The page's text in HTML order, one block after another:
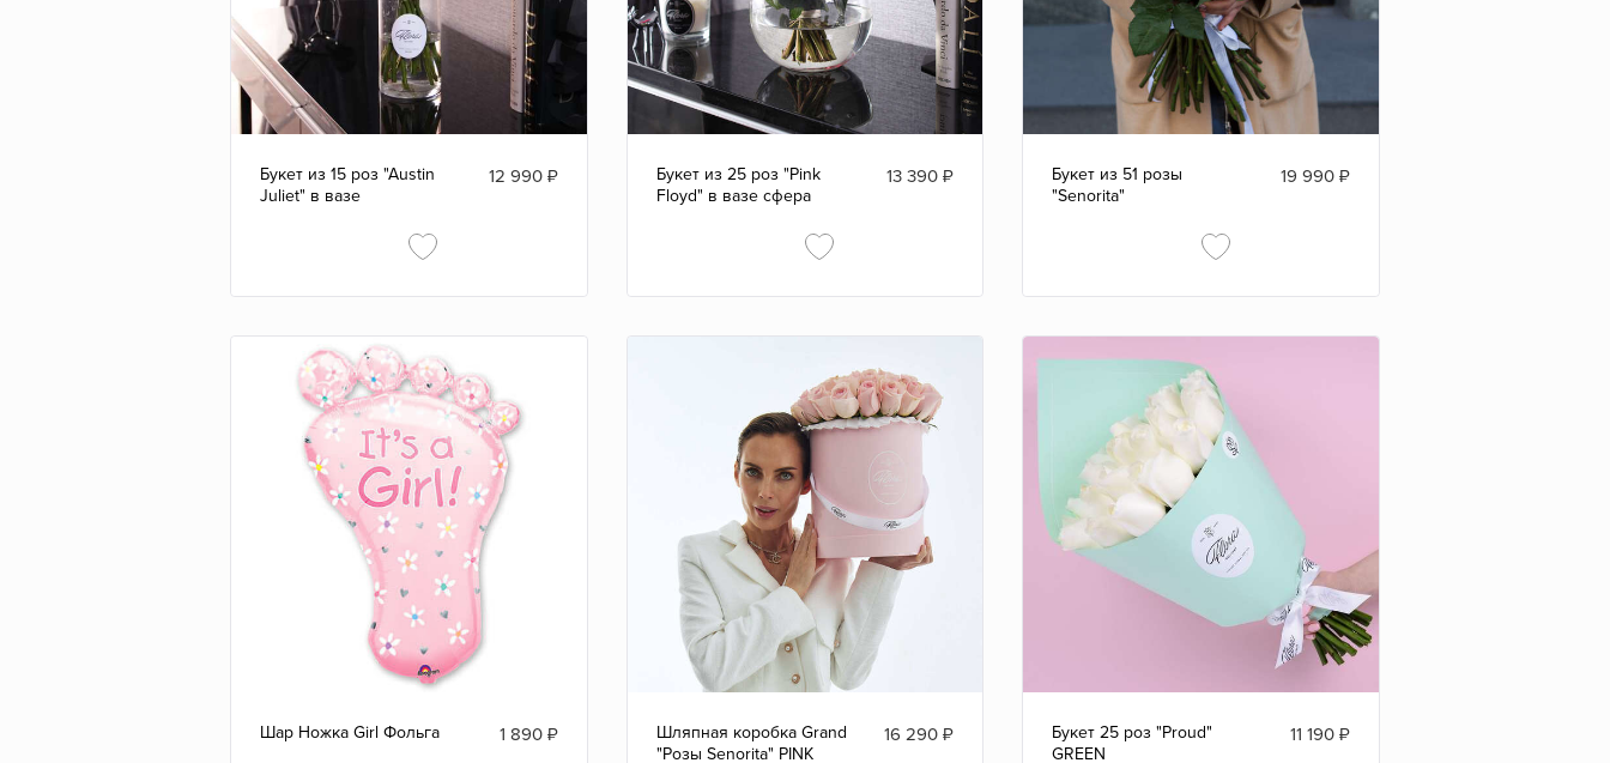
Букет из 15 роз "Austin
Juliet" в вазе
12 990₽
Букет из 25 роз "Pink
Floyd" в вазе сфера
13 390 ₽
Букет из 51 розы
"Senorita"
19 990₽
Шар Ножка Girl Фольга 1 890₽
Шляпная коробка Grand
"Розы Senorita" PINK
16 290 ₽
Букет 25 роз "Proud"
GREEN
11 190₽